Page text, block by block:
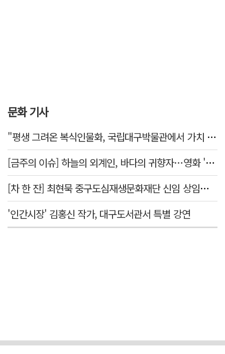
문화 기사
"평생 그려온 복식인물화, 국립대구박물관에서 가치 있게 활용되길"
[금주의 이슈] 하늘의 외계인, 바다의 귀향자…영화 '호프'와 '오디세이'
[차 한 잔] 최현묵 중구도심재생문화재단 신임 상임이사 "서문시장·경상감영 등 지역 자원 활용…문화의 일상화"
'인간시장' 김홍신 작가, 대구도서관서 특별 강연